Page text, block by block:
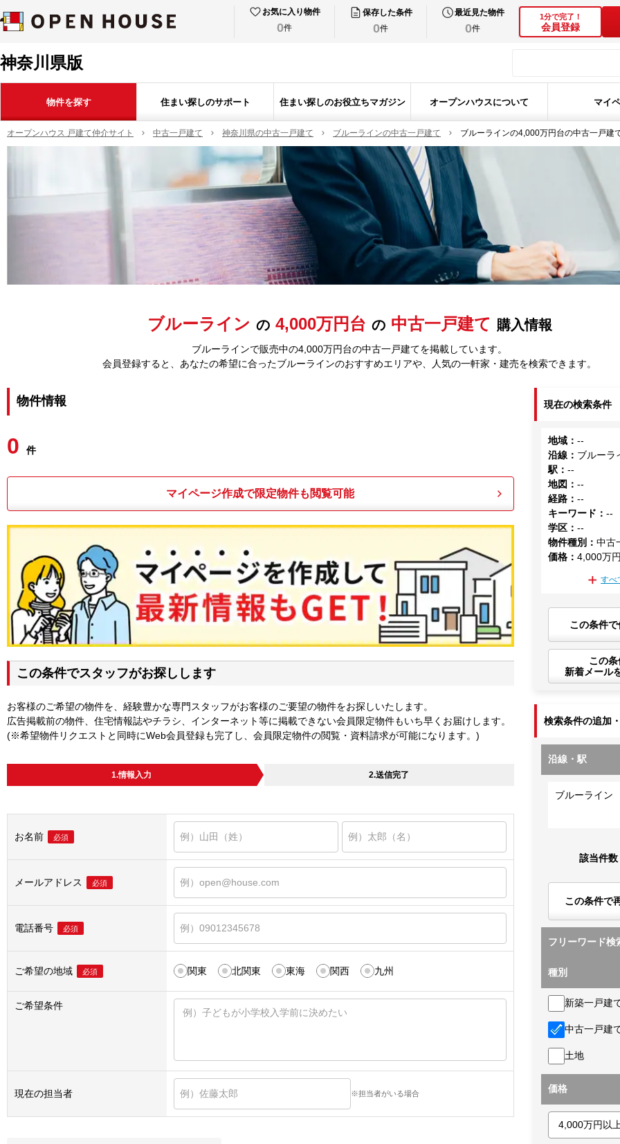
お気に入り物件
0件
保存した条件
0件
最近見た物件
0件
1分で完了！
会員登録
神奈川県版
物件を探す 住まい探しのサポート 住まい探しのお役立ちマガジン オープンハウスについて マイ
オープンハウス 戸建て仲介サイト 中古一戸建て 神奈川県の中古一戸建て ブルーラインの中古一戸建て ブルーラインの4,000万円台の中古一戸建
ブルーライン の 4,000万円台 の 中古一戸建て 購入情報
ブルーラインで販売中の4,000万円台の中古一戸建てを掲載しています。
会員登録すると、あなたの希望に合ったブルーラインのおすすめエリアや、人気の一軒家・建売を検索できます。
物件情報
0 件
マイページ作成で限定物件も閲覧可能
この条件でスタッフがお探しします
お客様のご希望の物件を、経験豊かな専門スタッフがお客様のご要望の物件をお探しいたします。
広告掲載前の物件、住宅情報誌やチラシ、インターネット等に掲載できない会員限定物件もいち早くお届けします。
(※希望物件リクエストと同時にWeb会員登録も完了し、会員限定物件の閲覧・資料請求が可能になります。)
1.情報入力 2.送信完了
お名前 必須
メールアドレス 必須
電話番号 必須
ご希望の地域 必須 関東 北関東 東海 関西 九州
ご希望条件
現在の担当者 ※担当者がいる場合
現在の検索条件
地域 ：--
沿線 ： ブルーラ
駅 ：--
地図 ：--
経路 ：--
キーワード ：--
学区 ：--
物件種別 ：中古
価格 ：4,000万
すべ
この条件
この
新着メール
検索条件の追加
沿線・駅
ブルーライン
該当件数
この条件で
フリーワード検
種別
新築一戸建
中古一戸建
土地
価格